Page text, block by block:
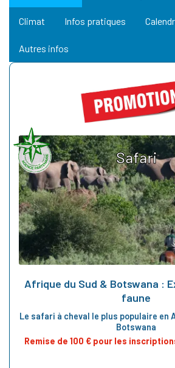
Climat Infos pratiques
Autres infos
Safari
Afrique du Sud & Botswana :
faune
Le safari à cheval le plus populaire en
Botswana
Remise de 100 € pour les